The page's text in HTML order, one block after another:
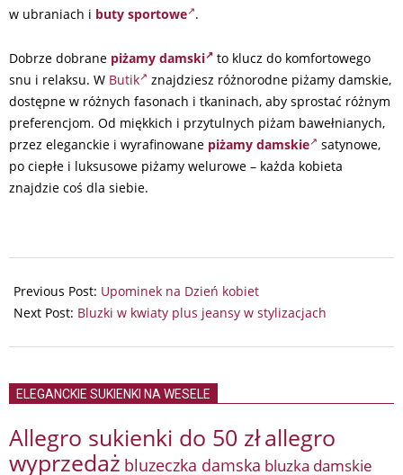
w ubraniach i buty sportowe .
Dobrze dobrane piżamy damski
to klucz do komfortowego
snu i relaksu. W Butik
znajdziesz różnorodne piżamy damskie,
dostępne w różnych fasonach i tkaninach, aby sprostać różnym
preferencjom. Od miękkich i przytulnych piżam bawełnianych,
przez eleganckie i wyrafinowane piżamy damskie
satynowe,
po ciepłe i luksusowe piżamy welurowe – każda kobieta
znajdzie coś dla siebie.
02-
19
Previous Post: Upominek na Dzień kobiet
Next Post: Bluzki w kwiaty plus jeansy w stylizacjach
ELEGANCKIE SUKIENKI NA WESELE
Allegro sukienki do 50 złallegro
wyprzedaż bluzeczka damska bluzka damskie